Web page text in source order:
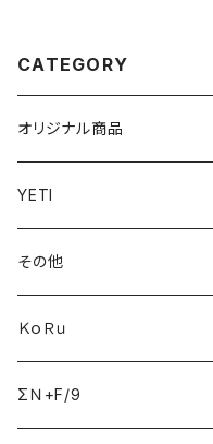
CATEGORY
オリジナル商品
YETI
その他
ＫｏＲｕ
ΣＮ+F/9